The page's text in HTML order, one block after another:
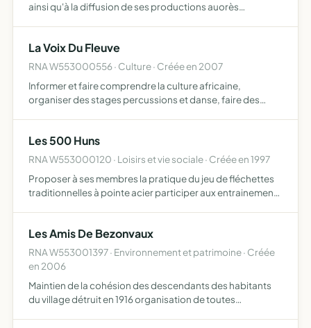
ainsi qu'à la diffusion de ses productions auorès
am…
La Voix Du Fleuve
RNA W553000556 · Culture · Créée en 2007
Informer et faire comprendre la culture africaine,
organiser des stages percussions et danse, faire des
Les 500 Huns
RNA W553000120 · Loisirs et vie sociale · Créée en 1997
Proposer à ses membres la pratique du jeu de fléchettes
traditionnelles à pointe acier participer aux entrainements
Les Amis De Bezonvaux
RNA W553001397 · Environnement et patrimoine · Créée
en 2006
Maintien de la cohésion des descendants des habitants
du village détruit en 1916 organisation de toutes